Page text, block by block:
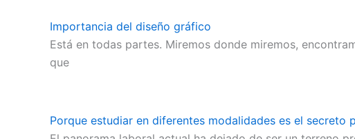
Importancia del diseño gráfico
Está en todas partes. Miremos donde miremos,
que
Porque estudiar en diferentes modalidades es el